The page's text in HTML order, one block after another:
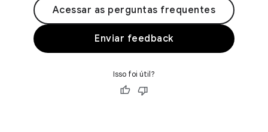
Acessar as perguntas frequentes
Enviar feedback
Isso foi útil?